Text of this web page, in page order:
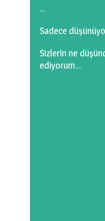
…
Sadece
Sizlerin ne
ediyorum…